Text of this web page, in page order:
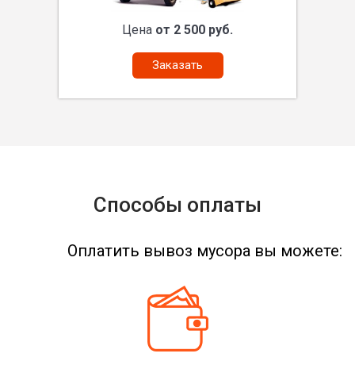
Цена от 2 500 руб.
Заказать
Способы оплаты
Оплатить вывоз мусора вы можете: